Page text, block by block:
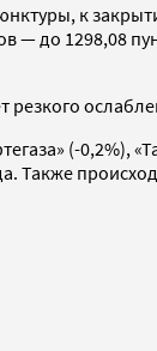
к
— до 1298,08
(-0,2%),
Также